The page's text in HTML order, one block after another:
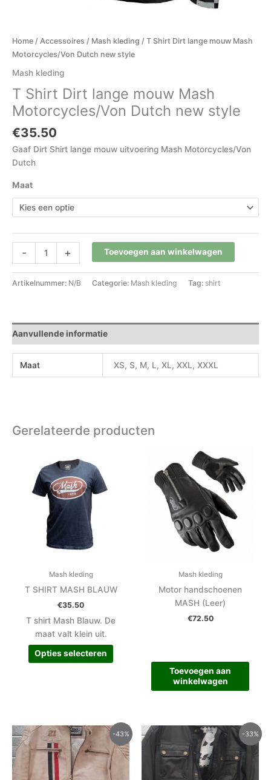
Home / Accessoires / Mash kleding / T Shirt Dirt lange mouw Mash
Motorcycles/Von Dutch new style
Mash kleding
T Shirt Dirt lange mouw Mash
Motorcycles/Von Dutch new style
€35.50
Gaaf Dirt Shirt lange mouw uitvoering Mash Motorcycles/Von
Dutch
Maat
- + Toevoegen aan winkelwagen
Artikelnummer: N/B Categorie: Mash kleding Tag: shirt
Aanvullende informatie
Maat XS, S, M, L, XL, XXL, XXXL
Gerelateerde producten
Mash kleding
T SHIRT MASH BLAUW
€35.50
T shirt Mash Blauw. De
maat valt klein uit.
Opties selecteren
op
Mash kleding
Motor handschoenen
MASH (Leer)
€72.50
Toevoegen aan
winkelwagen
-43%
Oorspronkelijke
prijs
was:
€235.00.
Huidige
prijs
is:
€135.00.
-33%
Oorspronkelijke
prijs
was:
€225.00.
Huidige
prijs
is:
€150.00.